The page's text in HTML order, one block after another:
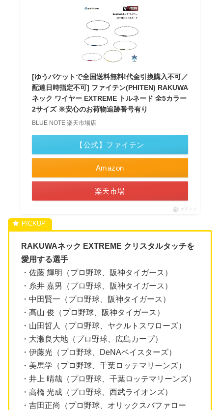
[ゆうパケットで全国送料無料!代金引換購入不可／
配達日時指定不可] ファイテン(PHITEN) RAKUWA
ネック ワイヤー EXTREME トルネード 全5カラー
2サイズ ※安心のお荷物追跡番号有り
BLUE NOTE 楽天市場店
Amazon
楽天市場
【公式】ファイテン
ポチップ
RAKUWAネック EXTREME クリスタルタッチを
愛用する選手
・佐藤 輝明（プロ野球、阪神タイガース）
・糸井 嘉男（プロ野球、阪神タイガース）
・中田賢一（プロ野球、阪神タイガース）
・髙山 俊（プロ野球、阪神タイガース）
・山田哲人（プロ野球、ヤクルトスワローズ）
・大瀬良大地（プロ野球、広島カープ）
・伊藤光（プロ野球、DeNAベイスターズ）
・美馬学（プロ野球、千葉ロッテマリーンズ）
・井上 晴哉（プロ野球、千葉ロッテマリーンズ）
・高橋 光成（プロ野球、西武ライオンズ）
・吉田正尚（プロ野球、オリックスバファロー